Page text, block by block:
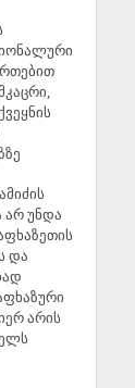
არ უნდა
და
არის